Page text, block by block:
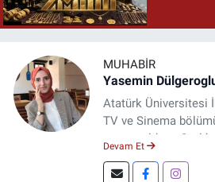
MUHABIR
Yasemin
Atatürk Üniversitesi
TV ve Sinema
mezun oldum. 3 yıl
DoğuGazetesi.com
Devam Et